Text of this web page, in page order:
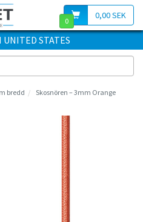
0,00 SEK
0
I UNITED STATES
bredd Skosnören – 3mm Orange